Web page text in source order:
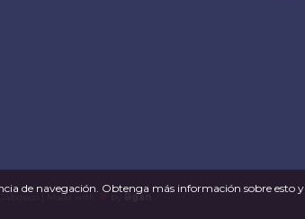
| Made with Bgan
de navegación. Obtenga más información sobre esto y